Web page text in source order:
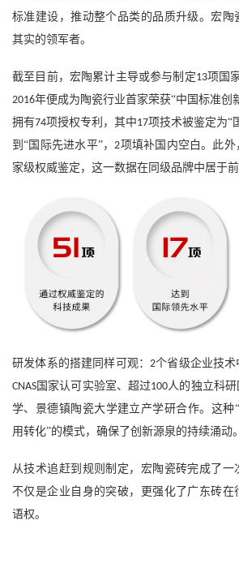
标准建设，推动整个品类的品质升级。宏陶
其实的领军者。
截至目前，宏陶累计主导或参与制定13项国
2016年便成为陶瓷行业首家荣获“中国标准创
拥有74项授权专利，其中17项技术被鉴定为“
到“国际先进水平”，2项填补国内空白。此外
家级权威鉴定，这一数据在同级品牌中居于前
研发体系的搭建同样可观： 2个省级企业技
CNAS 国家认可实验室、超过100人的独立科
学、景德镇陶瓷大学建立产学研合作。这种
用转化”的模式，确保了创新源泉的持续涌动。
从技术追赶到规则制定，宏陶瓷砖完成了
不仅是企业自身的突破，更强化了广东砖在
语权。